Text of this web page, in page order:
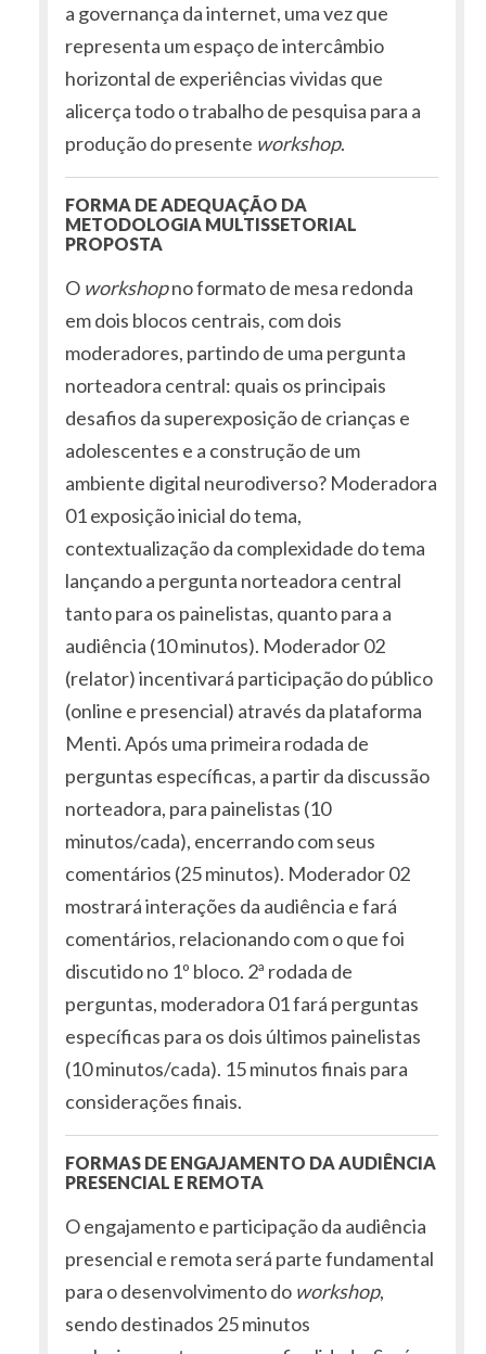
a governança da internet, uma vez que
representa um espaço de intercâmbio
horizontal de experiências vividas que
alicerça todo o trabalho de pesquisa para a
produção do presente workshop.
FORMA DE ADEQUAÇÃO DA
METODOLOGIA MULTISSETORIAL
PROPOSTA
O workshopno formato de mesa redonda
em dois blocos centrais, com dois
moderadores, partindo de uma pergunta
norteadora central: quais os principais
desafios da superexposição de crianças e
adolescentes e a construção de um
ambiente digital neurodiverso? Moderadora
01 exposição inicial do tema,
contextualização da complexidade do tema
lançando a pergunta norteadora central
tanto para os painelistas, quanto para a
audiência (10 minutos). Moderador 02
(relator) incentivará participação do público
(online e presencial) através da plataforma
Menti. Após uma primeira rodada de
perguntas específicas, a partir da discussão
norteadora, para painelistas (10
minutos/cada), encerrando com seus
comentários (25 minutos). Moderador 02
mostrará interações da audiência e fará
comentários, relacionando com o que foi
discutido no 1º bloco. 2ª rodada de
perguntas, moderadora 01 fará perguntas
específicas para os dois últimos painelistas
(10 minutos/cada). 15 minutos finais para
considerações finais.
FORMAS DE ENGAJAMENTO DA AUDIÊNCIA
PRESENCIAL E REMOTA
O engajamento e participação da audiência
presencial e remota será parte fundamental
para o desenvolvimento do workshop,
sendo destinados 25 minutos